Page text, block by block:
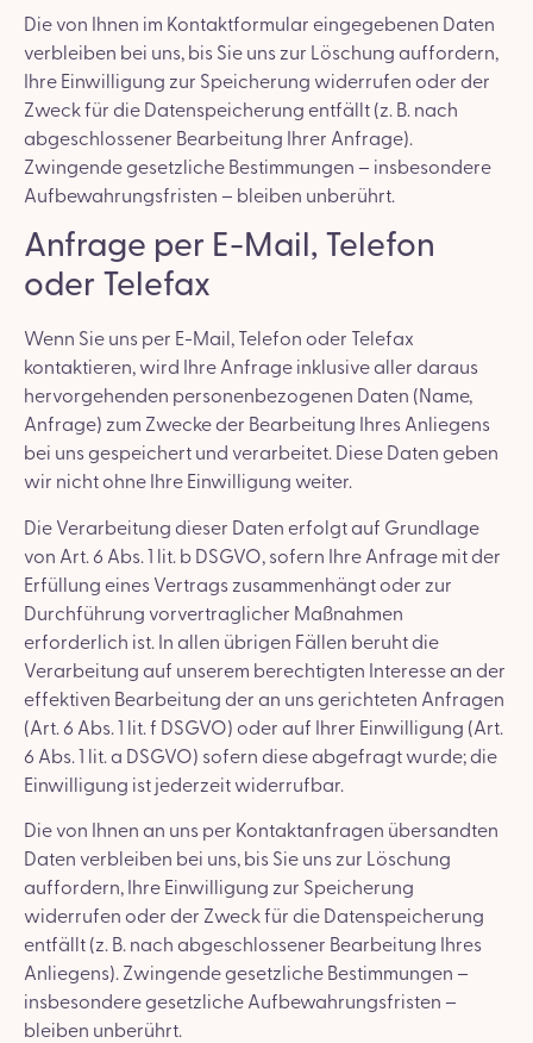
Die von Ihnen im Kontaktformular eingegebenen Daten
verbleiben bei uns, bis Sie uns zur Löschung auffordern,
Ihre Einwilligung zur Speicherung widerrufen oder der
Zweck für die Datenspeicherung entfällt (z. B. nach
abgeschlossener Bearbeitung Ihrer Anfrage).
Zwingende gesetzliche Bestimmungen – insbesondere
Aufbewahrungsfristen – bleiben unberührt.
Anfrage per E-Mail, Telefon
oder Telefax
Wenn Sie uns per E-Mail, Telefon oder Telefax
kontaktieren, wird Ihre Anfrage inklusive aller daraus
hervorgehenden personenbezogenen Daten (Name,
Anfrage) zum Zwecke der Bearbeitung Ihres Anliegens
bei uns gespeichert und verarbeitet. Diese Daten geben
wir nicht ohne Ihre Einwilligung weiter.
Die Verarbeitung dieser Daten erfolgt auf Grundlage
von Art. 6 Abs. 1 lit. b DSGVO, sofern Ihre Anfrage mit der
Erfüllung eines Vertrags zusammenhängt oder zur
Durchführung vorvertraglicher Maßnahmen
erforderlich ist. In allen übrigen Fällen beruht die
Verarbeitung auf unserem berechtigten Interesse an der
effektiven Bearbeitung der an uns gerichteten Anfragen
(Art. 6 Abs. 1 lit. f DSGVO) oder auf Ihrer Einwilligung (Art.
6 Abs. 1 lit. a DSGVO) sofern diese abgefragt wurde; die
Einwilligung ist jederzeit widerrufbar.
Die von Ihnen an uns per Kontaktanfragen übersandten
Daten verbleiben bei uns, bis Sie uns zur Löschung
auffordern, Ihre Einwilligung zur Speicherung
widerrufen oder der Zweck für die Datenspeicherung
entfällt (z. B. nach abgeschlossener Bearbeitung Ihres
Anliegens). Zwingende gesetzliche Bestimmungen –
insbesondere gesetzliche Aufbewahrungsfristen –
bleiben unberührt.